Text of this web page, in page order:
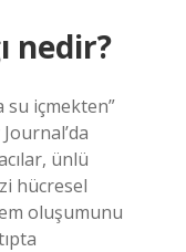
nedir?
su içmekten”
ünlü
hücresel
oluşumunu